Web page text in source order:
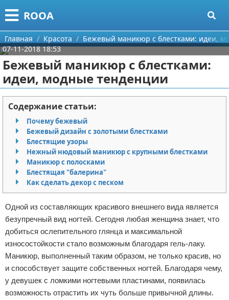
ROOA
Меню
Главная
Категории
Рукоделие
Программирование
Бизнес
Красота
Мода
Отношения
Самосовершенствование
Финансы
Поиск
О проекте
Контакты
Сотрудничество
Размещение рекламы
Для правообладателей
Условия предоставления информации
Отказ от ответственности
Главная Красота
Бежевый маникюр с блестками: идеи,
07-11-2018 18:53
Бежевый маникюр с блестками:
идеи, модные тенденции
Содержание статьи:
Почему бежевый
Бежевый дизайн с золотыми блестками
Блестящие узоры
Нежный нюдовый маникюр с крупными блестками
Маникюр с полосками
Блестящая "балерина"
Как сделать декор с песком
Одной из составляющих красивого внешнего вида является
безупречный вид ногтей. Сегодня любая женщина знает, что
добиться ослепительного глянца и максимальной
износостойкости стало возможным благодаря гель-лаку.
Маникюр, выполненный таким образом, не только красив, но
и способствует защите собственных ногтей. Благодаря чему,
у девушек с ломкими ногтевыми пластинами, появилась
возможность отрастить их чуть больше привычной длины.